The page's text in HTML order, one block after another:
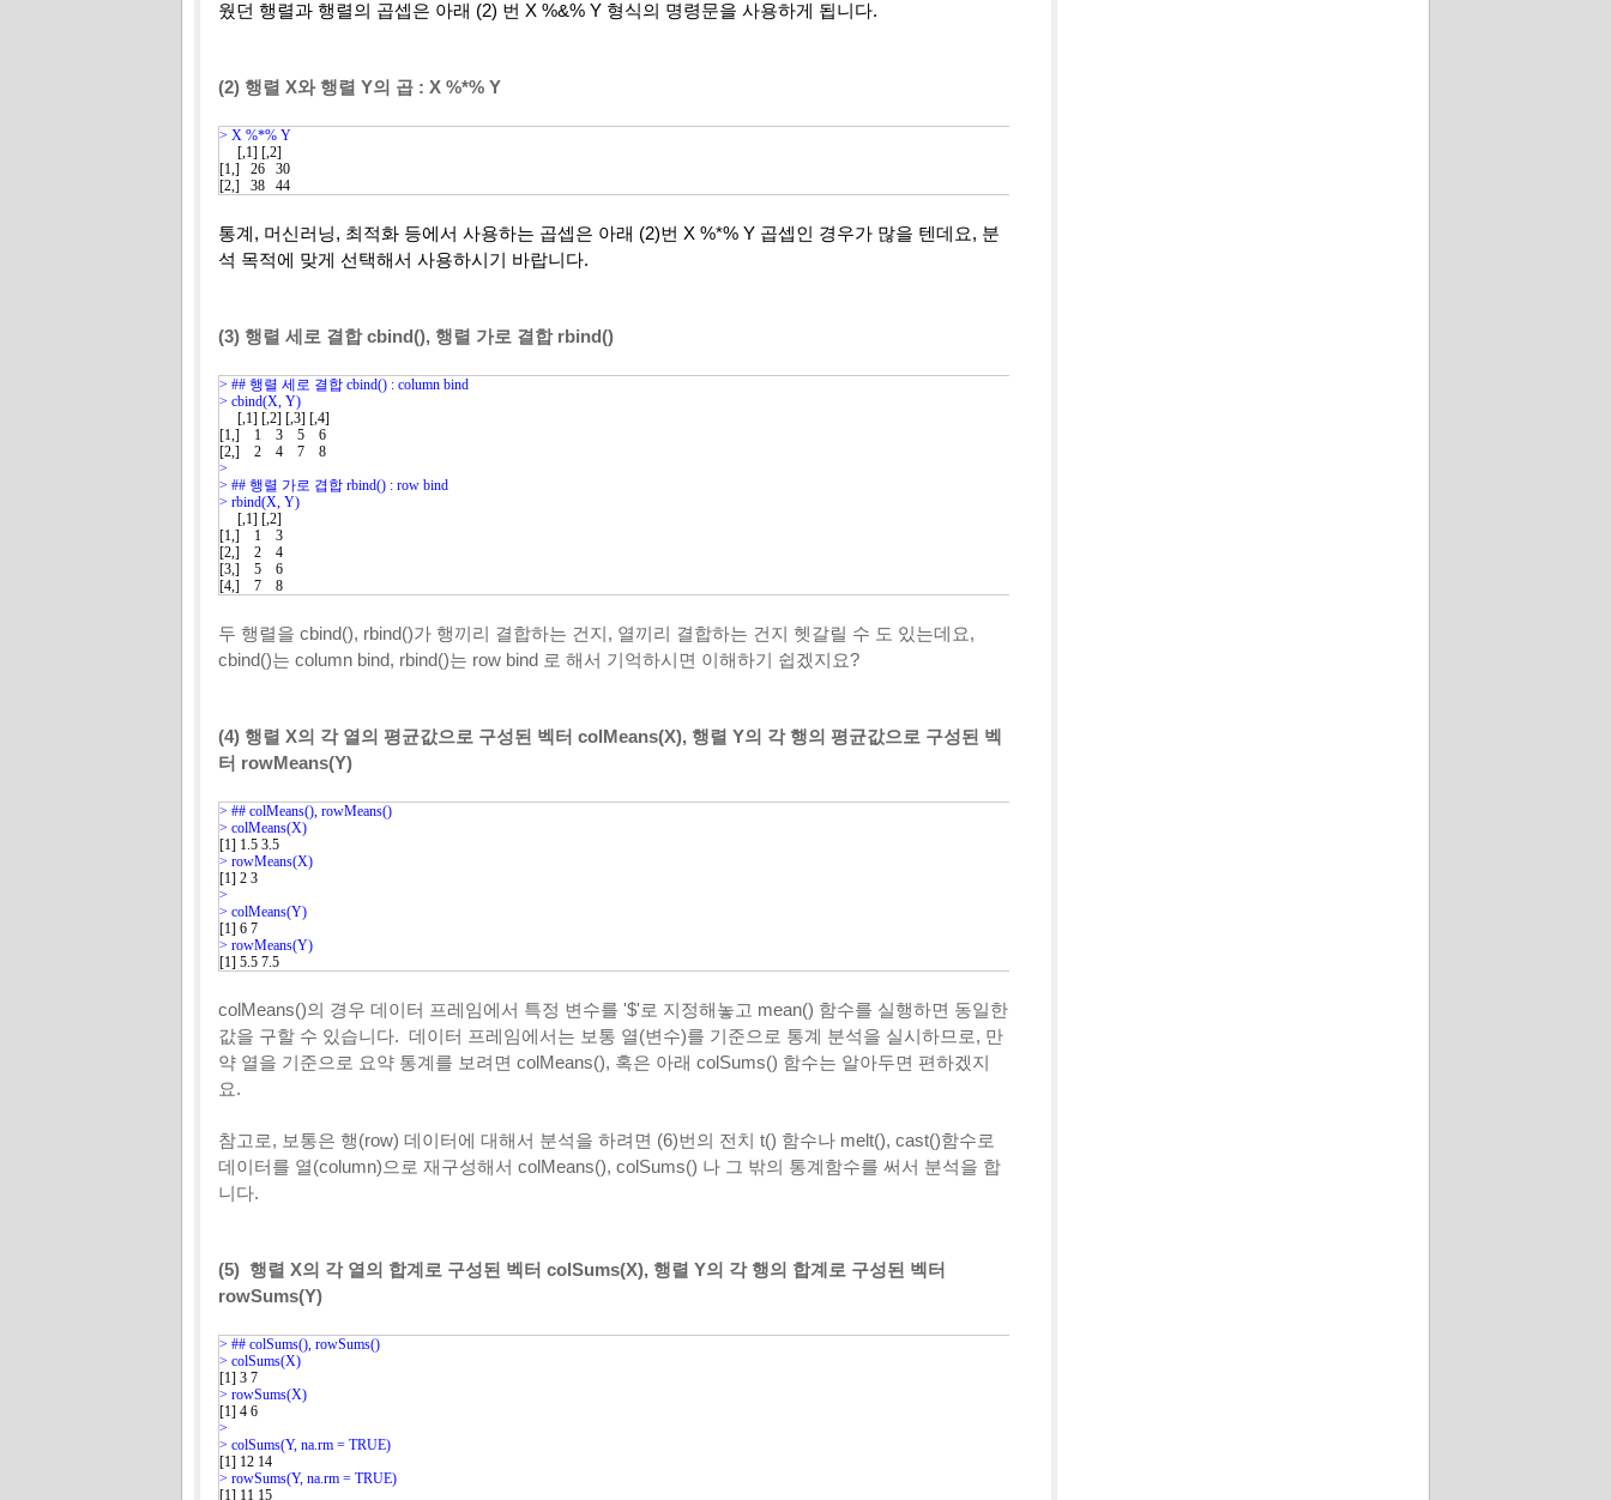
웠던 행렬과 행렬의 곱셉은 아래 (2) 번 X %&% Y 형식의 명령문을 사용하게 됩니다.
(2) 행렬 X와 행렬 Y의 곱 : X %*% Y
>
[1,]   26   30
[2,]   38   44
통계, 머신러닝, 최적화 등에서 사용하는 곱셉은 아래 (2)번 X %*% Y 곱셉인 경우가 많을 텐데요, 분
석 목적에 맞게 선택해서 사용하시기 바랍니다.
(3) 행렬 세로 결합 cbind(), 행렬 가로 결합 rbind()
> ## 행렬 세로 결합 cbind() : column bind
>
[1,]    1    3    5    6
>
> ## 행렬 가로 겹합 rbind() : row bind
>
[1,]    1    3
[2,]    2    4
[3,]    5    6
[4,]    7    8
두 행렬을 cbind(), rbind()가 행끼리 결합하는 건지, 열끼리 결합하는 건지 헷갈릴 수 도 있는데요,
cbind()는 column bind, rbind()는 row bind 로 해서 기억하시면 이해하기 쉽겠지요?
(4) 행렬 X의 각 열의 평균값으로 구성된 벡터 colMeans(X), 행렬 Y의 각 행의 평균값으로 구성된 벡
터 rowMeans(Y)
>
>
>
>
>
>
[1] 5.5 7.5
colMeans()의 경우 데이터 프레임에서 특정 변수를 '$'로 지정해놓고 mean() 함수를 실행하면 동일한
값을 구할 수 있습니다. 데이터 프레임에서는 보통 열(변수)를 기준으로 통계 분석을 실시하므로, 만
약 열을 기준으로 요약 통계를 보려면 colMeans(), 혹은 아래 colSums() 함수는 알아두면 편하겠지
요.
참고로, 보통은 행(row) 데이터에 대해서 분석을 하려면 (6)번의 전치 t() 함수나 melt(), cast()함수로
데이터를 열(column)으로 재구성해서 colMeans(), colSums() 나 그 밖의 통계함수를 써서 분석을 합
니다.
(5) 행렬 X의 각 열의 합계로 구성된 벡터 colSums(X), 행렬 Y의 각 행의 합계로 구성된 벡터
rowSums(Y)
>
>
>
>
>
>
[1] 11 15